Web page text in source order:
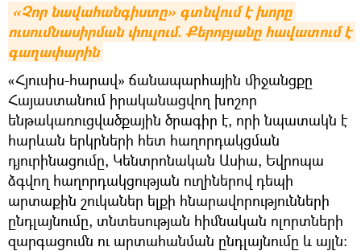
«Չոր նավահանգիստը» գտնվում է խորը
ուսումնասիրման փուլում. Քերոբյանը հավատում է
գաղափարին
«Հյուսիս-հարավ» ճանապարհային միջանցքը
Հայաստանում իրականացվող խոշոր
ենթակառուցվածքային ծրագիր է, որի նպատակն է
հարևան երկրների հետ հաղորդակցման
դյուրինացումը, Կենտրոնական Ասիա, Եվրոպա
ձգվող հաղորդակցության ուղիներով դեպի
արտաքին շուկաներ ելքի հնարավորությունների
ընդլայնումը, տնտեսության հիմնական ոլորտների
զարգացումն ու արտահանման ընդլայնումը և այլն: